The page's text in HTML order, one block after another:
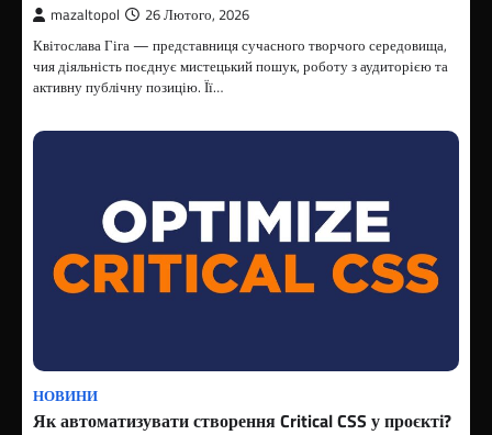
mazaltopol 26 Лютого, 2026
Квітослава Гіга — представниця сучасного творчого середовища,
чия діяльність поєднує мистецький пошук, роботу з аудиторією та
активну публічну позицію. Її…
НОВИНИ
Як автоматизувати створення Critical CSS у проєкті?